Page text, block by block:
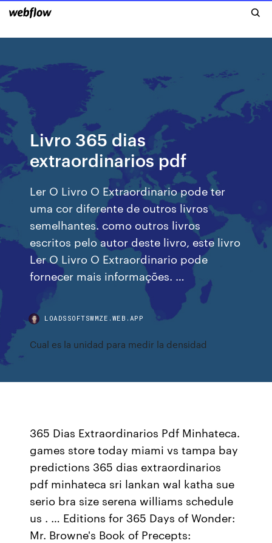
Livro 365 dias
extraordinarios pdf
Ler O Livro O Extraordinario pode ter
uma cor diferente de outros livros
semelhantes. como outros livros
escritos pelo autor deste livro, este livro
Ler O Livro O Extraordinario pode
fornecer mais informações. …
LOADSSOFTSWMZE.WEB.APP
Cual es la unidad para medir la densidad
365 Dias Extraordinarios Pdf Minhateca.
games store today miami vs tampa bay
predictions 365 dias extraordinarios
pdf minhateca sri lankan wal katha sue
serio bra size serena williams schedule
us . … Editions for 365 Days of Wonder:
Mr. Browne's Book of Precepts: